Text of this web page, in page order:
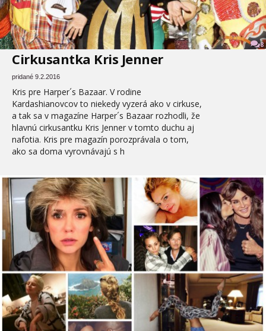
8
Cirkusantka Kris Jenner
pridané 9.2.2016
Kris pre Harper´s Bazaar. V rodine
Kardashianovcov to niekedy vyzerá ako v cirkuse,
a tak sa v magazíne Harper´s Bazaar rozhodli, že
hlavnú cirkusantku Kris Jenner v tomto duchu aj
nafotia. Kris pre magazín porozprávala o tom,
ako sa doma vyrovnávajú s h